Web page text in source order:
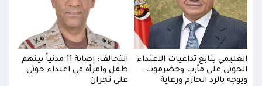
العليمي يتابع تداعيات الاعتداء
الحوثي على مأرب وحضرموت..
ويوجه بالرد الحازم ورعاية
التحالف: إصابة 11 مدنياً بينهم
طفل وامرأة في اعتداء حوثي
على نجران